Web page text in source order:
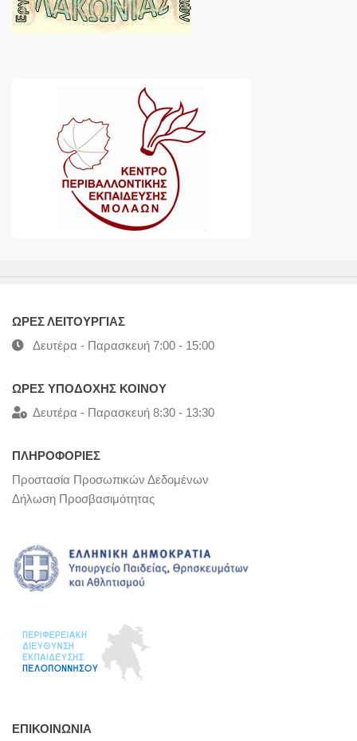
ΩΡΕΣ ΛΕΙΤΟΥΡΓΙΑΣ
Δευτέρα - Παρασκευή 7:00 - 15:00
ΩΡΕΣ ΥΠΟΔΟΧΗΣ ΚΟΙΝΟΥ
Δευτέρα - Παρασκευή 8:30 - 13:30
ΠΛΗΡΟΦΟΡΙΕΣ
Προστασία Προσωπικών Δεδομένων
Δήλωση Προσβασιμότητας
ΕΠΙΚΟΙΝΩΝΊΑ